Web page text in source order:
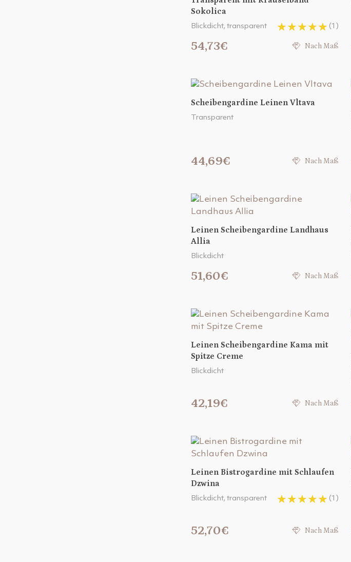
Sokolica
Blickdicht, transparent (1)
54,73€ Nach Maß
Scheibengardine Leinen Vltava
Transparent
44,69€ Nach Maß
Leinen Scheibengardine Landhaus
Allia
Blickdicht
51,60€ Nach Maß
Leinen Scheibengardine Kama mit
Spitze Creme
Blickdicht
42,19€ Nach Maß
Leinen Bistrogardine mit Schlaufen
Dzwina
Blickdicht, transparent (1)
52,70€ Nach Maß